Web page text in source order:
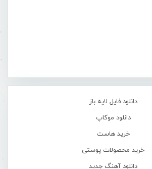
دانلود فایل لایه باز
دانلود موکاپ
خرید هاست
خرید محصولات پوستی
دانلود آهنگ جدید